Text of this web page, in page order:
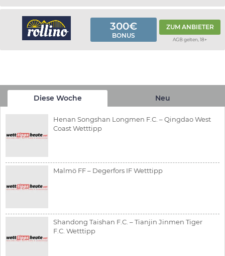
300€
BONUS
ZUM ANBIETER
AGB gelten, 18+
Diese Woche Neu
Henan Songshan Longmen F.C. – Qingdao West
Coast Wetttipp
Malmö FF – Degerfors IF Wetttipp
Shandong Taishan F.C. – Tianjin Jinmen Tiger
F.C. Wetttipp